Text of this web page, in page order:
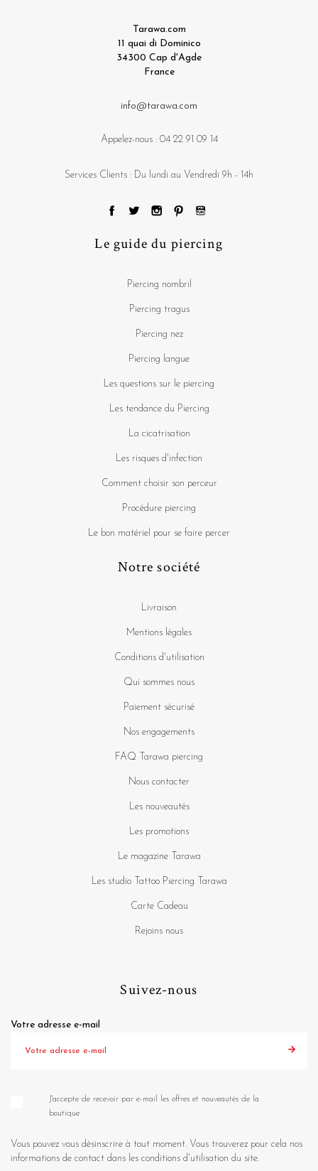
Tarawa.com
11 quai di Dominico
34300 Cap d'Agde
France
info@tarawa.com
Appelez-nous : 04 22 91 09 14
Services Clients : Du lundi au Vendredi 9h - 14h
Le guide du piercing
Piercing nombril
Piercing tragus
Piercing nez
Piercing langue
Les questions sur le piercing
Les tendance du Piercing
La cicatrisation
Les risques d'infection
Comment choisir son perceur
Procédure piercing
Le bon matériel pour se faire percer
Notre société
Livraison
Mentions légales
Conditions d'utilisation
Qui sommes nous
Paiement sécurisé
Nos engagements
FAQ Tarawa piercing
Nous contacter
Les nouveautés
Les promotions
Le magazine Tarawa
Les studio Tattoo Piercing Tarawa
Carte Cadeau
Rejoins nous
Suivez-nous
Votre adresse e-mail
J'accepte de recevoir par e-mail les offres et nouveautés de la
boutique
Vous pouvez vous désinscrire à tout moment. Vous trouverez pour cela nos
informations de contact dans les conditions d'utilisation du site.